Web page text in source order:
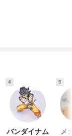
4
バンダイナム
5
メ